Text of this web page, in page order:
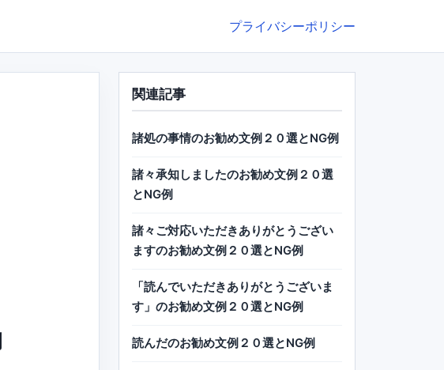
プライバシーポリシー
関連記事
諸処の事情のお勧め文例２０選とNG例
諸々承知しましたのお勧め文例２０選
とNG例
諸々ご対応いただきありがとうござい
ますのお勧め文例２０選とNG例
「読んでいただきありがとうございま
す」のお勧め文例２０選とNG例
読んだのお勧め文例２０選とNG例